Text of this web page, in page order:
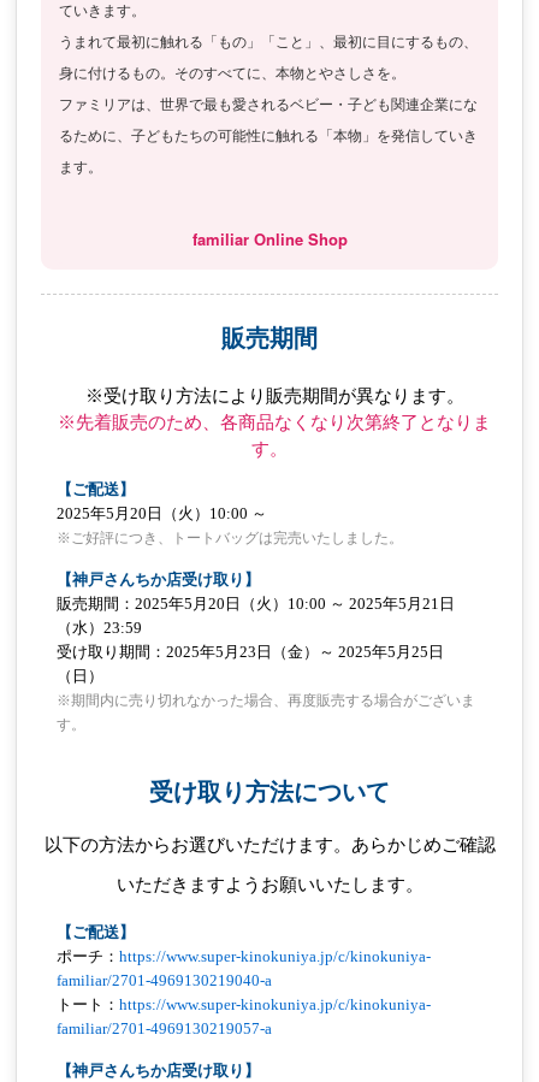
ていきます。
うまれて最初に触れる「もの」「こと」、最初に目にするもの、
身に付けるもの。そのすべてに、本物とやさしさを。
ファミリアは、世界で最も愛されるベビー・子ども関連企業にな
るために、子どもたちの可能性に触れる「本物」を発信していき
ます。
familiar Online Shop
販売期間
※先着販売のため、各商品なくなり次第終了となりま
す。
【ご配送】
2025年5月20日（火）10:00 ～
※ご好評につき、トートバッグは完売いたしました。
【神戸さんちか店受け取り】
販売期間：2025年5月20日（火）10:00 ～ 2025年5月21日
（水）23:59
受け取り期間：2025年5月23日（金）～ 2025年5月25日
（日）
※期間内に売り切れなかった場合、再度販売する場合がございま
す。
受け取り方法について
以下の方法からお選びいただけます。あらかじめご確認
いただきますようお願いいたします。
【ご配送】
ポーチ： https://www.super-kinokuniya.jp/c/kinokuniya-
familiar/2701-4969130219040-a
トート： https://www.super-kinokuniya.jp/c/kinokuniya-
familiar/2701-4969130219057-a
【神戸さんちか店受け取り】